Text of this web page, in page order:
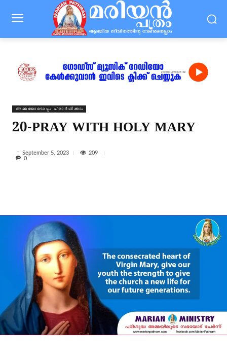
⁠അമ്മയോടൊപ്പം പ്രാർഥിക്കാം
20-PRAY WITH HOLY MARY
September 5, 2023
209
0